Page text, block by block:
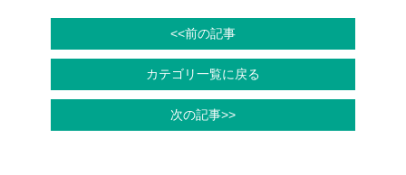
<<前の記事
カテゴリ一覧に戻る
次の記事>>